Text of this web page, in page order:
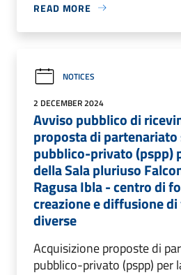
READ MORE
NOTICES
2 DECEMBER 2024
Avviso pubblico di
proposta di partenariato
pubblico-privato (pspp)
della Sala pluriuso
Ragusa Ibla - centro di
creazione e diffusione
diverse
Acquisizione proposte di
pubblico-privato (pspp) per